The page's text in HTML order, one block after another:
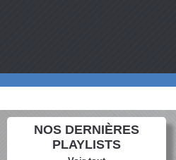
NOS DERNIÈRES
PLAYLISTS